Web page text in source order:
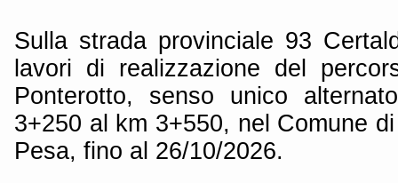
Sulla strada provinciale 93
lavori di realizzazione del
Ponterotto, senso unico
3+250 al km 3+550, nel Comune
Pesa, fino al 26/10/2026.